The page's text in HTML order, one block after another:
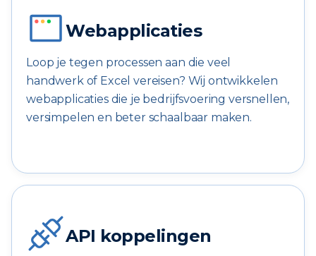
Webapplicaties
Loop je tegen processen aan die veel
handwerk of Excel vereisen? Wij ontwikkelen
webapplicaties die je bedrijfsvoering versnellen,
versimpelen en beter schaalbaar maken.
API koppelingen